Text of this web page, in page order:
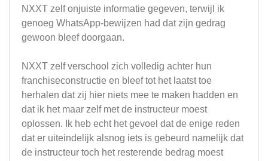
NXXT zelf onjuiste informatie gegeven, terwijl ik
genoeg WhatsApp-bewijzen had dat zijn gedrag
gewoon bleef doorgaan.
NXXT zelf verschool zich volledig achter hun
franchiseconstructie en bleef tot het laatst toe
herhalen dat zij hier niets mee te maken hadden en
dat ik het maar zelf met de instructeur moest
oplossen. Ik heb echt het gevoel dat de enige reden
dat er uiteindelijk alsnog iets is gebeurd namelijk dat
de instructeur toch het resterende bedrag moest